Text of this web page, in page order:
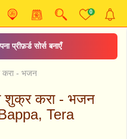
0
प्रीफ़र्ड सोर्स बनाएँ
करा - भजन
शुक्र करा - भजन
Tera